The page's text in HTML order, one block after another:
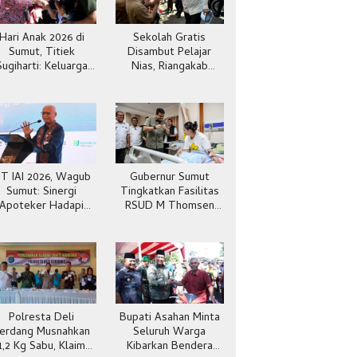
Anak 2026 di
Sumut, Titiek
Keluarga
Sekolah Gratis
Disambut Pelajar
Nias, Riangakab
IAI 2026, Wagub
Sumut: Sinergi
Apoteker Hadapi
Gubernur Sumut
Tingkatkan Fasilitas
RSUD M Thomsen
Polresta Deli
Musnahkan
Kg Sabu, Klaim
Bupati Asahan Minta
Seluruh Warga
Kibarkan Bendera